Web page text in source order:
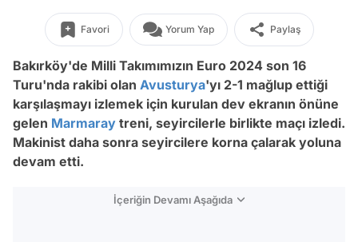
Favori Yorum Yap Paylaş
Bakırköy'de Milli Takımımızın Euro 2024 son 16
Turu'nda rakibi olan Avusturya'yı 2-1 mağlup ettiği
karşılaşmayı izlemek için kurulan dev ekranın önüne
gelen Marmaray treni, seyircilerle birlikte maçı izledi.
Makinist daha sonra seyircilere korna çalarak yoluna
devam etti.
İçeriğin Devamı Aşağıda